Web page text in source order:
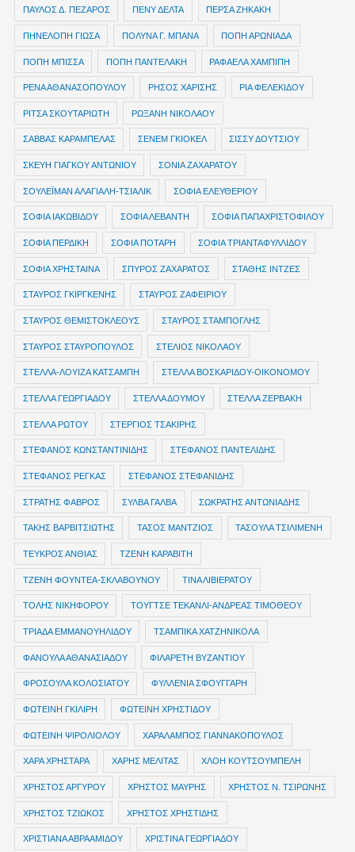
ΠΑΥΛΟΣ Δ. ΠΕΖΑΡΟΣ ΠΕΝΥ ΔΕΛΤΑ ΠΕΡΣΑ ΖΗΚΑΚΗ
ΠΗΝΕΛΟΠΗ ΓΙΩΣΑ ΠΟΛΥΝΑ Γ. ΜΠΑΝΑ ΠΟΠΗ ΑΡΩΝΙΑΔΑ
ΠΟΠΗ ΜΠΙΣΣΑ ΠΟΠΗ ΠΑΝΤΕΛΑΚΗ ΡΑΦΑΕΛΑ ΧΑΜΠΙΠΗ
ΡΕΝΑ ΑΘΑΝΑΣΟΠΟΥΛΟΥ ΡΗΣΟΣ ΧΑΡΙΣΗΣ ΡΙΑ ΦΕΛΕΚΙΔΟΥ
ΡΙΤΣΑ ΣΚΟΥΤΑΡΙΩΤΗ ΡΩΞΑΝΗ ΝΙΚΟΛΑΟΥ
ΣΑΒΒΑΣ ΚΑΡΑΜΠΕΛΑΣ ΣΕΝΕΜ ΓΚΙΟΚΕΛ ΣΙΣΣΥ ΔΟΥΤΣΙΟΥ
ΣΚΕΥΗ ΓΙΑΓΚΟΥ ΑΝΤΩΝΙΟΥ ΣΟΝΙΑ ΖΑΧΑΡΑΤΟΥ
ΣΟΥΛΕΪΜΑΝ ΑΛΑΓΙΑΛΗ-ΤΣΙΑΛΙΚ ΣΟΦΙΑ ΕΛΕΥΘΕΡΙΟΥ
ΣΟΦΙΑ ΙΑΚΩΒΙΔΟΥ ΣΟΦΙΑ ΛΕΒΑΝΤΗ ΣΟΦΙΑ ΠΑΠΑΧΡΙΣΤΟΦΙΛΟΥ
ΣΟΦΙΑ ΠΕΡΔΙΚΗ ΣΟΦΙΑ ΠΟΤΑΡΗ ΣΟΦΙΑ ΤΡΙΑΝΤΑΦΥΛΛΙΔΟΥ
ΣΟΦΙΑ ΧΡΗΣΤΑΙΝΑ ΣΠΥΡΟΣ ΖΑΧΑΡΑΤΟΣ ΣΤΑΘΗΣ ΙΝΤΖΕΣ
ΣΤΑΥΡΟΣ ΓΚΙΡΓΚΕΝΗΣ ΣΤΑΥΡΟΣ ΖΑΦΕΙΡΙΟΥ
ΣΤΑΥΡΟΣ ΘΕΜΙΣΤΟΚΛΕΟΥΣ ΣΤΑΥΡΟΣ ΣΤΑΜΠΟΓΛΗΣ
ΣΤΑΥΡΟΣ ΣΤΑΥΡΟΠΟΥΛΟΣ ΣΤΕΛΙΟΣ ΝΙΚΟΛΑΟΥ
ΣΤΕΛΛΑ-ΛΟΥΙΖΑ ΚΑΤΣΑΜΠΗ ΣΤΕΛΛΑ ΒΟΣΚΑΡΙΔΟΥ-ΟΙΚΟΝΟΜΟΥ
ΣΤΕΛΛΑ ΓΕΩΡΓΙΑΔΟΥ ΣΤΕΛΛΑ ΔΟΥΜΟΥ ΣΤΕΛΛΑ ΖΕΡΒΑΚΗ
ΣΤΕΛΛΑ ΡΩΤΟΥ ΣΤΕΡΓΙΟΣ ΤΣΑΚΙΡΗΣ
ΣΤΕΦΑΝΟΣ ΚΩΝΣΤΑΝΤΙΝΙΔΗΣ ΣΤΕΦΑΝΟΣ ΠΑΝΤΕΛΙΔΗΣ
ΣΤΕΦΑΝΟΣ ΡΕΓΚΑΣ ΣΤΕΦΑΝΟΣ ΣΤΕΦΑΝΙΔΗΣ
ΣΤΡΑΤΗΣ ΦΑΒΡΟΣ ΣΥΛΒΑ ΓΑΛΒΑ ΣΩΚΡΑΤΗΣ ΑΝΤΩΝΙΑΔΗΣ
ΤΑΚΗΣ ΒΑΡΒΙΤΣΙΩΤΗΣ ΤΑΣΟΣ ΜΑΝΤΖΙΟΣ ΤΑΣΟΥΛΑ ΤΣΙΛΙΜΕΝΗ
ΤΕΥΚΡΟΣ ΑΝΘΙΑΣ ΤΖΕΝΗ ΚΑΡΑΒΙΤΗ
ΤΖΕΝΗ ΦΟΥΝΤΕΑ-ΣΚΛΑΒΟΥΝΟΥ ΤΙΝΑ ΛΙΒΙΕΡΑΤΟΥ
ΤΟΛΗΣ ΝΙΚΗΦΟΡΟΥ ΤΟΥΓΤΣΕ ΤΕΚΑΝΛΙ-ΑΝΔΡΕΑΣ ΤΙΜΟΘΕΟΥ
ΤΡΙΑΔΑ ΕΜΜΑΝΟΥΗΛΙΔΟΥ ΤΣΑΜΠΙΚΑ ΧΑΤΖΗΝΙΚΟΛΑ
ΦΑΝΟΥΛΑ ΑΘΑΝΑΣΙΑΔΟΥ ΦΙΛΑΡΕΤΗ ΒΥΖΑΝΤΙΟΥ
ΦΡΟΣΟΥΛΑ ΚΟΛΟΣΙΑΤΟΥ ΦΥΛΛΕΝΙΑ ΣΦΟΥΓΓΑΡΗ
ΦΩΤΕΙΝΗ ΓΚΙΛΙΡΗ ΦΩΤΕΙΝΗ ΧΡΗΣΤΙΔΟΥ
ΦΩΤΕΙΝΗ ΨΙΡΟΛΙΟΛΟΥ ΧΑΡΑΛΑΜΠΟΣ ΓΙΑΝΝΑΚΟΠΟΥΛΟΣ
ΧΑΡΑ ΧΡΗΣΤΑΡΑ ΧΑΡΗΣ ΜΕΛΙΤΑΣ ΧΛΟΗ ΚΟΥΤΣΟΥΜΠΕΛΗ
ΧΡΗΣΤΟΣ ΑΡΓΥΡΟΥ ΧΡΗΣΤΟΣ ΜΑΥΡΗΣ ΧΡΗΣΤΟΣ Ν. ΤΣΙΡΩΝΗΣ
ΧΡΗΣΤΟΣ ΤΖΙΩΚΟΣ ΧΡΗΣΤΟΣ ΧΡΗΣΤΙΔΗΣ
ΧΡΙΣΤΙΑΝΑ ΑΒΡΑΑΜΙΔΟΥ ΧΡΙΣΤΙΝΑ ΓΕΩΡΓΙΑΔΟΥ